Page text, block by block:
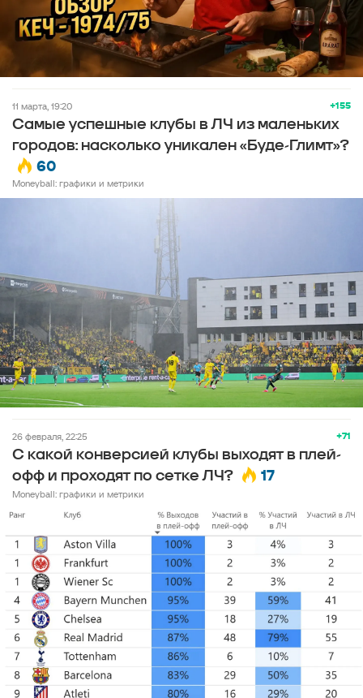
+155
11 марта, 19:20
Самые успешные клубы в ЛЧ из маленьких
городов: насколько уникален «Буде-Глимт»?
60
Moneyball: графики и метрики
+71
26 февраля, 22:25
С какой конверсией клубы выходят в плей-
офф и проходят по сетке ЛЧ?
17
Moneyball: графики и метрики